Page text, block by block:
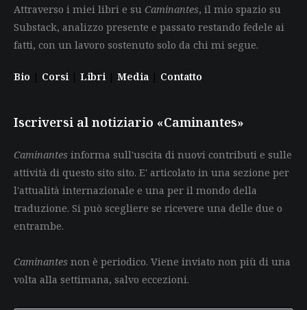
Attraverso i miei libri e su Caminantes, il mio spazio su
Substack, analizzo presente e passato restando fedele ai
fatti, con un lavoro sostenuto solo da chi mi segue.
Bio | Corsi | Libri | Media | Contatto
Iscriversi al notiziario «Caminantes»
Caminantes informa sull'uscita di nuovi contributi e sulle
attività di questo sito sito. E' articolato in una sezione per
l'attualità internazionale e una per il mondo della
traduzione. Si può scegliere se ricevere una delle due o
entrambe.
Caminantes non è periodico. Viene inviato non più di una
volta alla settimana, salvo eccezioni.